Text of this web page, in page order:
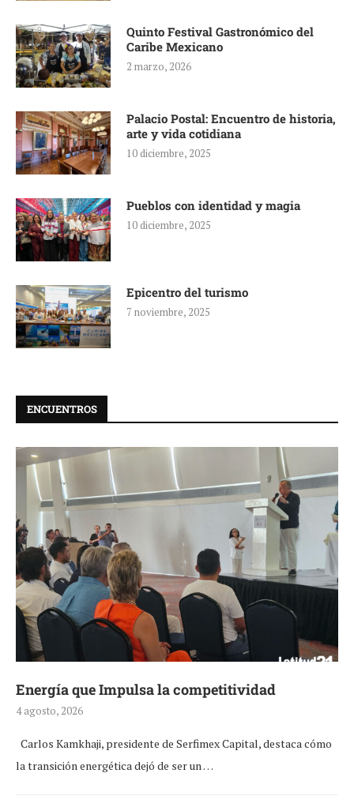
Quinto Festival Gastronómico del
Caribe Mexicano
2 marzo, 2026
Palacio Postal: Encuentro de historia,
arte y vida cotidiana
10 diciembre, 2025
Pueblos con identidad y magia
10 diciembre, 2025
Epicentro del turismo
7 noviembre, 2025
ENCUENTROS
Energía que Impulsa la competitividad
4 agosto, 2026
Carlos Kamkhaji, presidente de Serfimex Capital, destaca cómo
la transición energética dejó de ser un …